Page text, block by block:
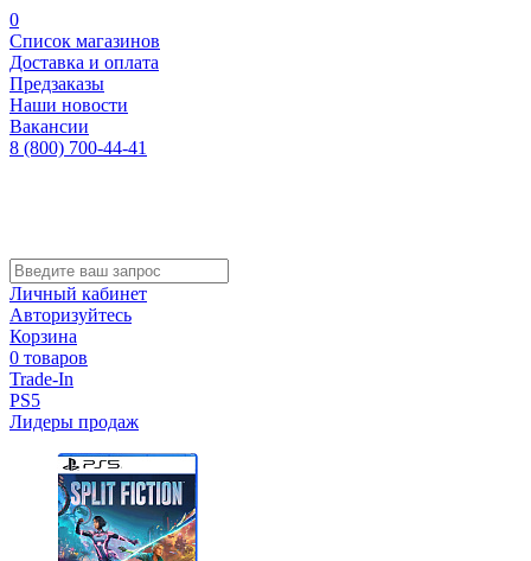
0
Список магазинов
Доставка и оплата
Предзаказы
Наши новости
Вакансии
8 (800) 700-44-41
Личный кабинет
Авторизуйтесь
Корзина
0 товаров
Trade-In
PS5
Лидеры продаж